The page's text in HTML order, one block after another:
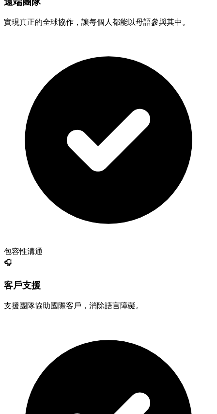
實現真正的全球協作，讓每個人都能以母語參與其中。
包容性溝通
🎧
客戶支援
支援團隊協助國際客戶，消除語言障礙。